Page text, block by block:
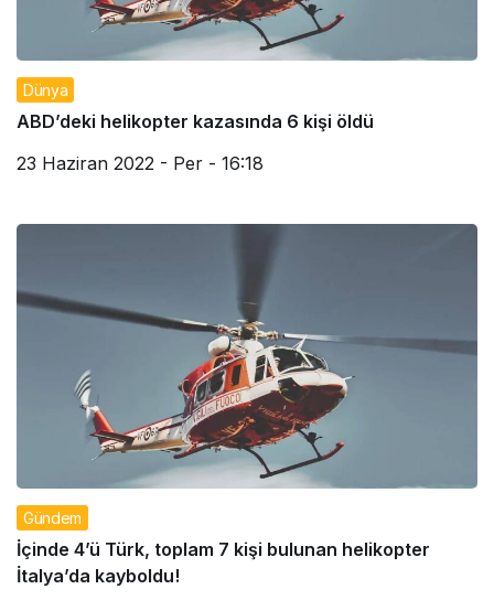
Dünya
ABD’deki helikopter kazasında 6 kişi öldü
23 Haziran 2022 - Per - 16:18
Gündem
İçinde 4’ü Türk, toplam 7 kişi bulunan helikopter
İtalya’da kayboldu!